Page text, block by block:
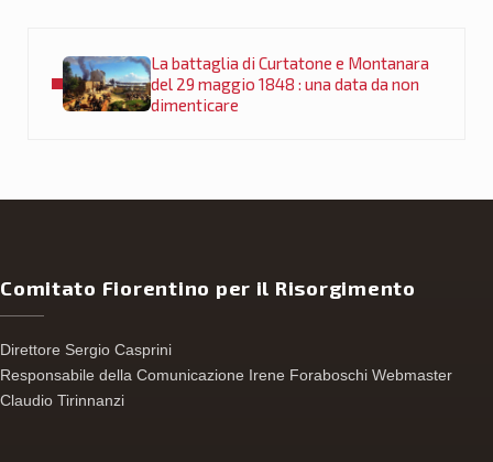
La battaglia di Curtatone e Montanara
del 29 maggio 1848 : una data da non
dimenticare
Comitato Fiorentino per il Risorgimento
Direttore Sergio Casprini
Responsabile della Comunicazione Irene Foraboschi Webmaster
Claudio Tirinnanzi